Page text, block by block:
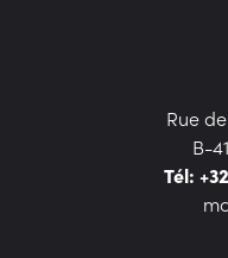
Rue
B-
Tél: